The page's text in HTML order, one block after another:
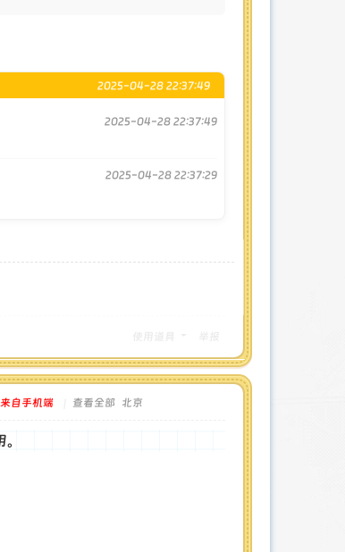
2025-04-28 22:37:49
2025-04-28 22:37:49
2025-04-28 22:37:29
来自手机端 查看全部 北京